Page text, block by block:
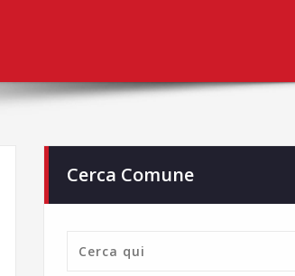
Cerca Comune